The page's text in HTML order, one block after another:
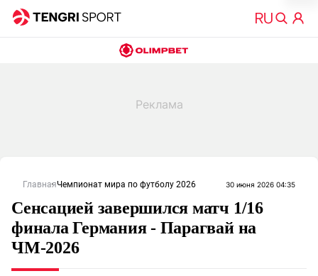
ГлавнаяЧемпионат мира по футболу 2026 30 июня 2026 04:35
Сенсацией завершился матч 1/16
финала Германия - Парагвай на
ЧМ-2026